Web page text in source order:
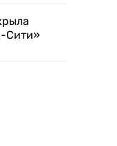
Сити»